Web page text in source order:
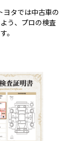
ヨタでは中古車の
う、プロの検査
。